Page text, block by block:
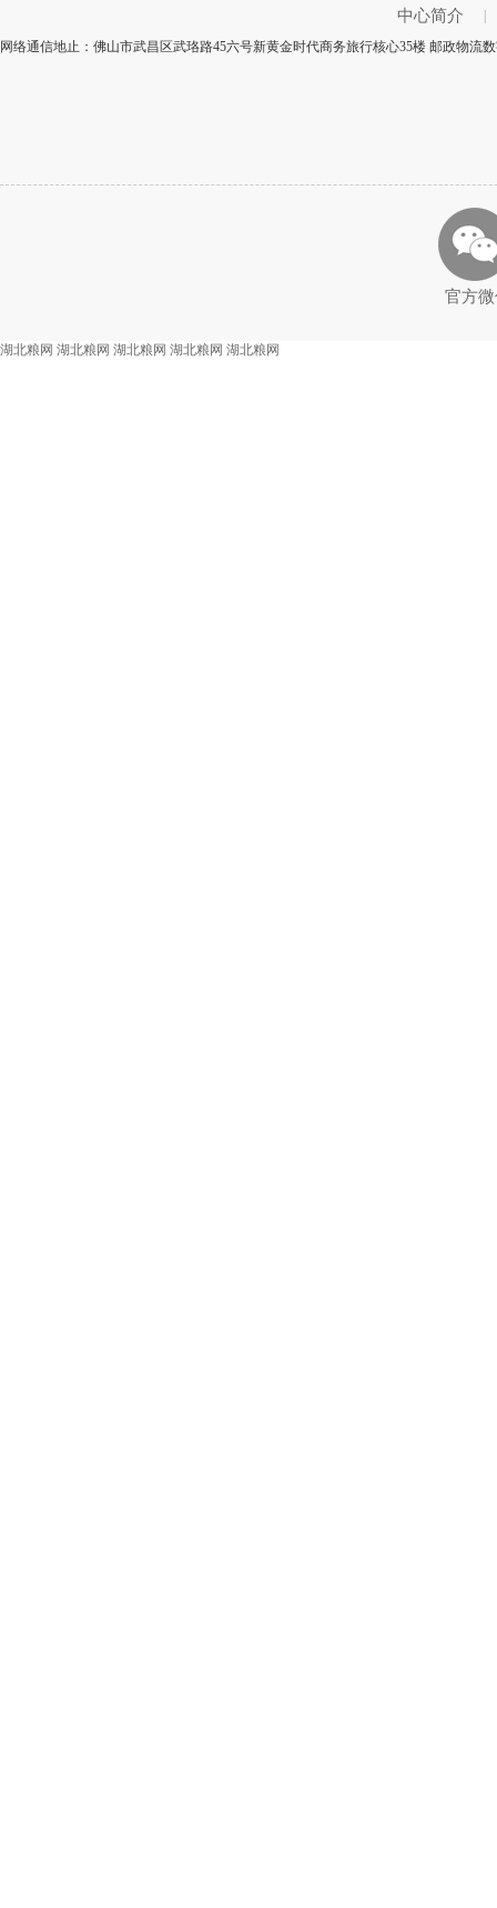
中心简介
网络通信地止：佛山市武昌区武珞路45六号新黄金时代商务旅行核心35楼 邮政物流
官方
湖北粮网 湖北粮网 湖北粮网 湖北粮网 湖北粮网